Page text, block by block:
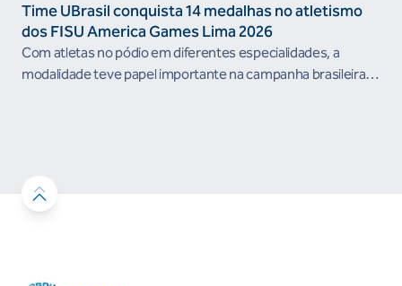
Time UBrasil conquista 14 medalhas no atletismo
dos FISU America Games Lima 2026
Com atletas no pódio em diferentes especialidades, a
modalidade teve papel importante na campanha brasileira